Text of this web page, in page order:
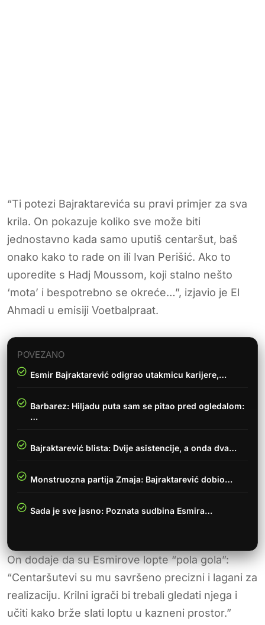
“Ti potezi Bajraktarevića su pravi primjer za sva
krila. On pokazuje koliko sve može biti
jednostavno kada samo uputiš centaršut, baš
onako kako to rade on ili Ivan Perišić. Ako to
uporedite s Hadj Moussom, koji stalno nešto
‘mota’ i bespotrebno se okreće…”, izjavio je El
Ahmadi u emisiji Voetbalpraat.
POVEZANO
Esmir Bajraktarević odigrao utakmicu karijere,…
Barbarez: Hiljadu puta sam se pitao pred ogledalom:
…
Bajraktarević blista: Dvije asistencije, a onda dva…
Monstruozna partija Zmaja: Bajraktarević dobio…
Sada je sve jasno: Poznata sudbina Esmira…
On dodaje da su Esmirove lopte “pola gola”:
“Centaršutevi su mu savršeno precizni i lagani za
realizaciju. Krilni igrači bi trebali gledati njega i
učiti kako brže slati loptu u kazneni prostor.”